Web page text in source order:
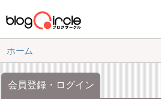
ホーム
会員登録・ログイン